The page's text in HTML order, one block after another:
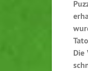
Die